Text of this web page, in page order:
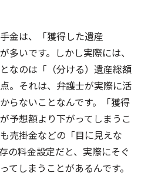
金は、「獲得した遺産
いです。しかし実際には、
なのは「（分ける）遺産総額
。それは、弁護士が実際に活
らないことなんです。「獲得
予想額より下がってしまうこ
売掛金などの「目に見えな
の料金設定だと、実際にそぐ
てしまうことがあるんです。